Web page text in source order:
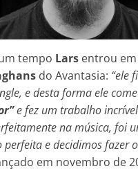
tempo Lars entrou
do Avantasia: “ele
e desta forma ele
e fez um trabalho
na música, foi
perfeita e decidimos fazer
em novembro de